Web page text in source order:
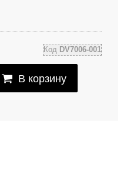
Код DV7006-001
В корзину